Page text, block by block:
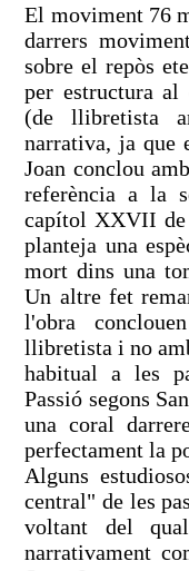
El moviment 76
darrers
sobre el repòs
per estructura al
(de llibretista
narrativa, ja que
Joan conclou
referència a la
capítol XXVII de
planteja una
mort dins una
Un altre fet
l'obra
llibretista i no
habitual a les
Passió segons
una coral
perfectament la
Alguns
central" de les
voltant del
narrativament